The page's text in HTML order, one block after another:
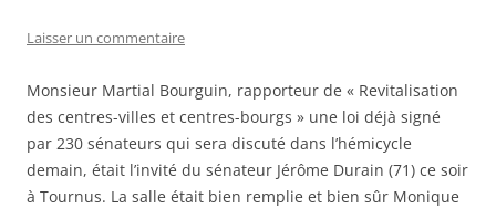
Laisser un commentaire
Monsieur Martial Bourguin, rapporteur de « Revitalisation
des centres-villes et centres-bourgs » une loi déjà signé
par 230 sénateurs qui sera discuté dans l’hémicycle
demain, était l’invité du sénateur Jérôme Durain (71) ce soir
à Tournus. La salle était bien remplie et bien sûr Monique